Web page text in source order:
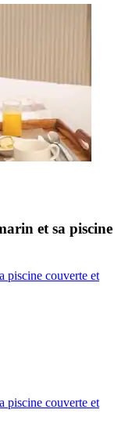
et sa piscine
piscine couverte et
piscine couverte et